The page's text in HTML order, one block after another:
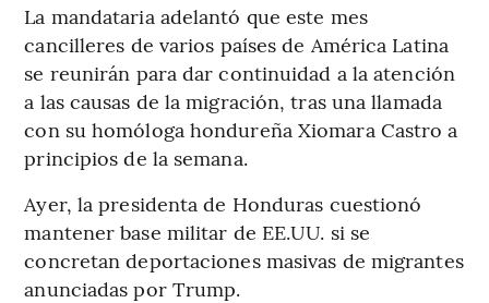
La mandataria adelantó que este mes
cancilleres de varios países de América Latina
se reunirán para dar continuidad a la atención
a las causas de la migración, tras una llamada
con su homóloga hondureña Xiomara Castro a
principios de la semana.
Ayer, la presidenta de Honduras cuestionó
mantener base militar de EE.UU. si se
concretan deportaciones masivas de migrantes
anunciadas por Trump.